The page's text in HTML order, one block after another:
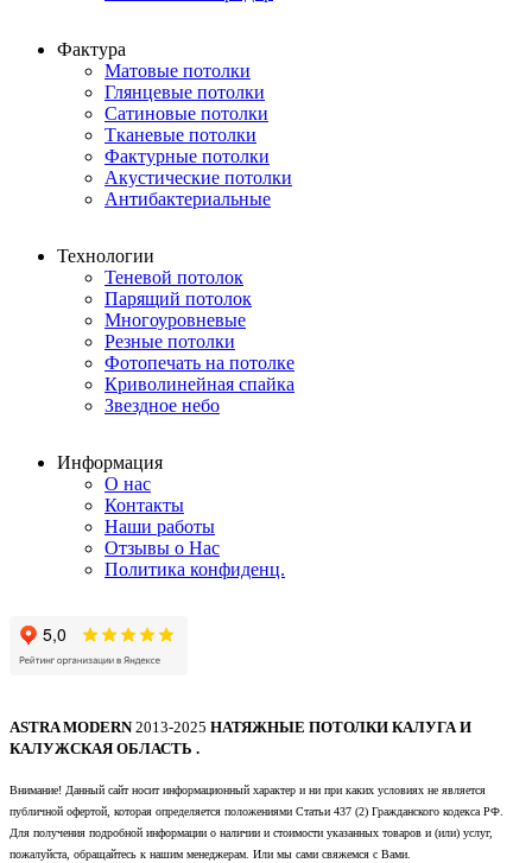
Фактура
Матовые потолки
Глянцевые потолки
Сатиновые потолки
Тканевые потолки
Фактурные потолки
Акустические потолки
Антибактериальные
Технологии
Теневой потолок
Парящий потолок
Многоуровневые
Резные потолки
Фотопечать на потолке
Криволинейная спайка
Звездное небо
Информация
О нас
Контакты
Наши работы
Отзывы о Нас
Политика конфиденц.
ASTRA MODERN2013-2025 НАТЯЖНЫЕ ПОТОЛКИ КАЛУГА И
КАЛУЖСКАЯ ОБЛАСТЬ .
Внимание! Данный сайт носит информационный характер и ни при каких условиях не является
публичной офертой, которая определяется положениями Статьи 437 (2) Гражданского кодекса РФ.
Для получения подробной информации о наличии и стоимости указанных товаров и (или) услуг,
пожалуйста, обращайтесь к нашим менеджерам. Или мы сами свяжемся с Вами.